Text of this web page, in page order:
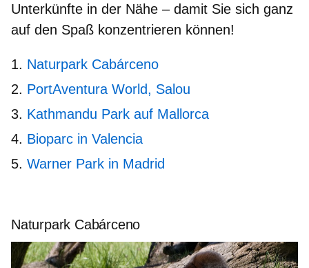
Unterkünfte in der Nähe – damit Sie sich ganz
auf den Spaß konzentrieren können!
Naturpark Cabárceno
PortAventura World, Salou
Kathmandu Park auf Mallorca
Bioparc in Valencia
Warner Park in Madrid
Naturpark Cabárceno